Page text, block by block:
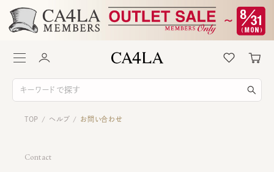
TOP / ヘルプ / お問い合わせ
Contact